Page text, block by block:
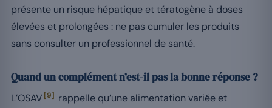
présente un risque hépatique et tératogène à doses
élevées et prolongées : ne pas cumuler les produits
sans consulter un professionnel de santé.
Quand un complément n’est-il pas la bonne réponse ?
L’OSAV [9]
rappelle qu’une alimentation variée et